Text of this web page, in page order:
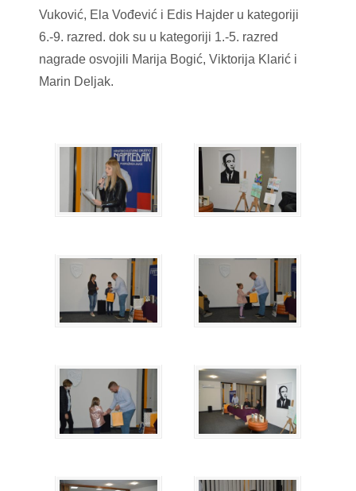
Vuković, Ela Vođević i Edis Hajder u kategoriji
6.-9. razred. dok su u kategoriji 1.-5. razred
nagrade osvojili Marija Bogić, Viktorija Klarić i
Marin Deljak.